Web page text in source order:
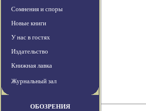
Сомнения и споры
Новые книги
У нас в гостях
Издательство
Книжная лавка
Журнальный зал
ОБОЗРЕНИЯ